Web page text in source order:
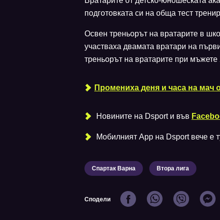
подготовката си на обща тест
Освен треньорът на вратарите в
участваха двамата вратари на
треньорът на вратарите при
Промениха деня и часа на мач
Новините на Dsport и във
Мобилният Аpp на Dsport вече е
Спартак Варна Втора лига
Сподели